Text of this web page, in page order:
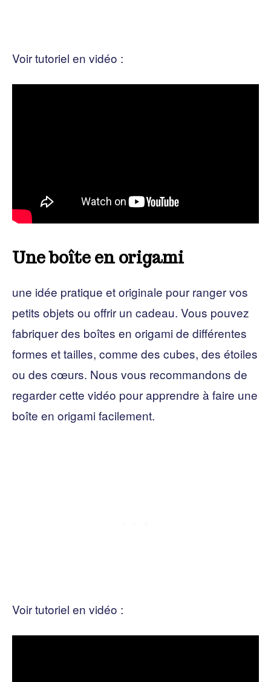
Voir tutoriel en vidéo :
Une boîte en origami
une idée pratique et originale pour ranger vos
petits objets ou offrir un cadeau. Vous pouvez
fabriquer des boîtes en origami de différentes
formes et tailles, comme des cubes, des étoiles
ou des cœurs. Nous vous recommandons de
regarder cette vidéo pour apprendre à faire une
boîte en origami facilement.
Voir tutoriel en vidéo :